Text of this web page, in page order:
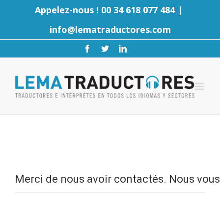
Appelez-nous ! 00 34 618 077 484 |
info@lematraductores.com
Merci de nous avoir contactés. Nous